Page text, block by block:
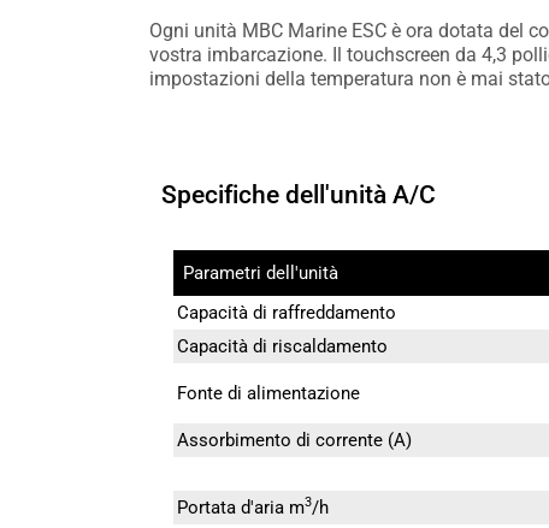
Ogni unità MBC Marine ESC è ora dotata del
vostra imbarcazione. Il touchscreen da 4,3
impostazioni della temperatura non è mai
Specifiche dell'unità A/C
Parametri dell'unità
Capacità di raffreddamento
Capacità di riscaldamento
Fonte di alimentazione
Assorbimento di corrente (A)
Portata d'aria m3/h